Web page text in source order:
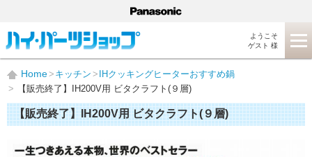
ようこそ
ゲスト 様
Home キッチン
IHクッキングヒーターおすすめ鍋
【販売終了】IH200V用 ビタクラフト(９層)
【販売終了】IH200V用 ビタクラフト(９層)